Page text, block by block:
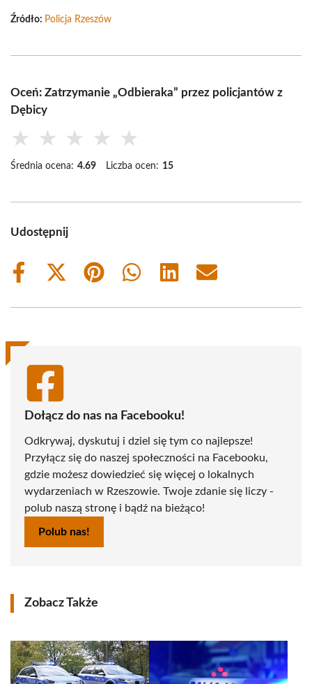
Źródło: Policja Rzeszów
Oceń: Zatrzymanie „Odbieraka” przez policjantów z
Dębicy
★ ★ ★ ★ ★
Średnia ocena: 4.69 Liczba ocen: 15
Udostępnij
Share
Share
(Twitter)
Share
Share
Share
Share
Dołącz do nas na Facebooku!
Odkrywaj, dyskutuj i dziel się tym co najlepsze!
Przyłącz się do naszej społeczności na Facebooku,
gdzie możesz dowiedzieć się więcej o lokalnych
wydarzeniach w Rzeszowie. Twoje zdanie się liczy -
polub naszą stronę i bądź na bieżąco!
Polub nas!
Zobacz Także